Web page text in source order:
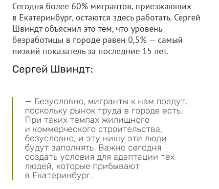
Сегодня более 60% мигрантов, приезжающих
в Екатеринбург, остаются здесь работать. Сергей
Швиндт объяснил это тем, что уровень
безработицы в городе равен 0,5% — самый
низкий показатель за последние 15 лет.
Сергей Швиндт:
— Безусловно, мигранты к нам поедут,
поскольку рынок труда в городе есть.
При таких темпах жилищного
и коммерческого строительства,
безусловно, и эту нишу эти люди
будут заполнять. Важно сегодня
создать условия для адаптации тех
людей, которые прибывают
в Екатеринбург.